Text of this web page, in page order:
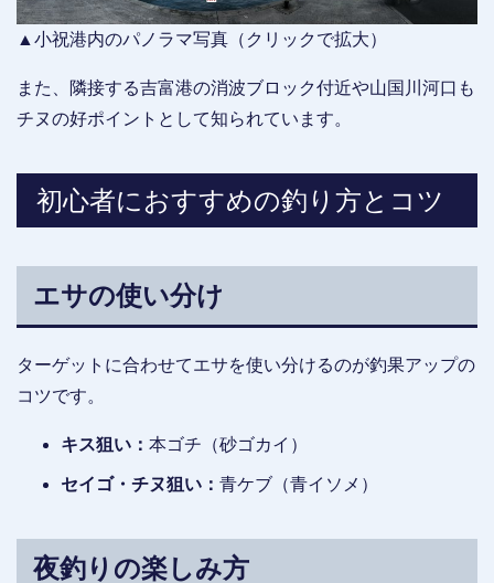
▲小祝港内のパノラマ写真（クリックで拡大）
また、隣接する吉富港の消波ブロック付近や山国川河口も
チヌの好ポイントとして知られています。
初心者におすすめの釣り方とコツ
エサの使い分け
ターゲットに合わせてエサを使い分けるのが釣果アップの
コツです。
キス狙い： 本ゴチ（砂ゴカイ）
セイゴ・チヌ狙い： 青ケブ（青イソメ）
夜釣りの楽しみ方